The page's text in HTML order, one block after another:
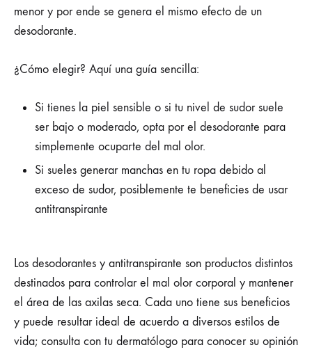
menor y por ende se genera el mismo efecto de un
desodorante.
¿Cómo elegir? Aquí una guía sencilla:
Si tienes la piel sensible o si tu nivel de sudor suele
ser bajo o moderado, opta por el desodorante para
simplemente ocuparte del mal olor.
Si sueles generar manchas en tu ropa debido al
exceso de sudor, posiblemente te beneficies de usar
antitranspirante
Los desodorantes y antitranspirante son productos distintos
destinados para controlar el mal olor corporal y mantener
el área de las axilas seca. Cada uno tiene sus beneficios
y puede resultar ideal de acuerdo a diversos estilos de
vida; consulta con tu dermatólogo para conocer su opinión